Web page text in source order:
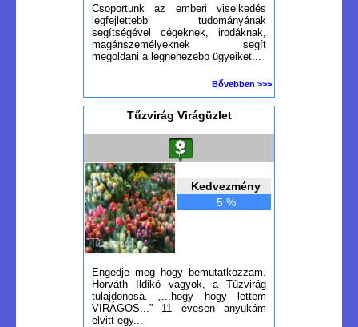
Csoportunk az emberi viselkedés
legfejlettebb tudományának
segítségével cégeknek, irodáknak,
magánszemélyeknek segít
megoldani a legnehezebb ügyeiket...
Bővebben >>>
Tűzvirág Virágüzlet
Kedvezmény
5 %
Engedje meg hogy bemutatkozzam.
Horváth Ildikó vagyok, a Tűzvirág
tulajdonosa. „...hogy hogy lettem
VIRÁGOS...” 11 évesen anyukám
elvitt egy...